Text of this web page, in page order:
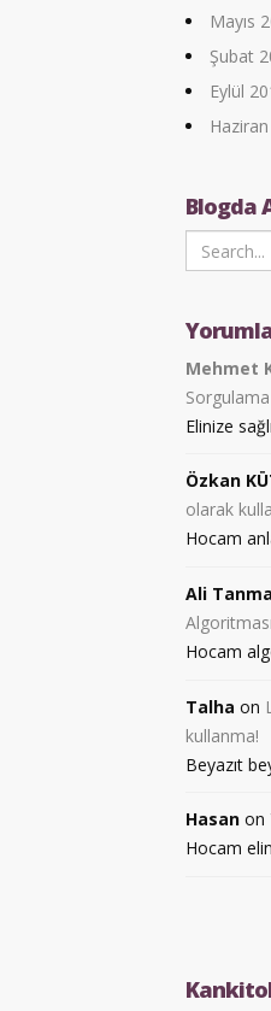
Mayıs
Şubat
Eylül
Blogda
Mehmet
Sorgulama
Elinize
Özkan
olarak
Hocam
Ali
Algoritması
Hocam
Talha on
kullanma!
Beyazıt
Hasan on
Hocam